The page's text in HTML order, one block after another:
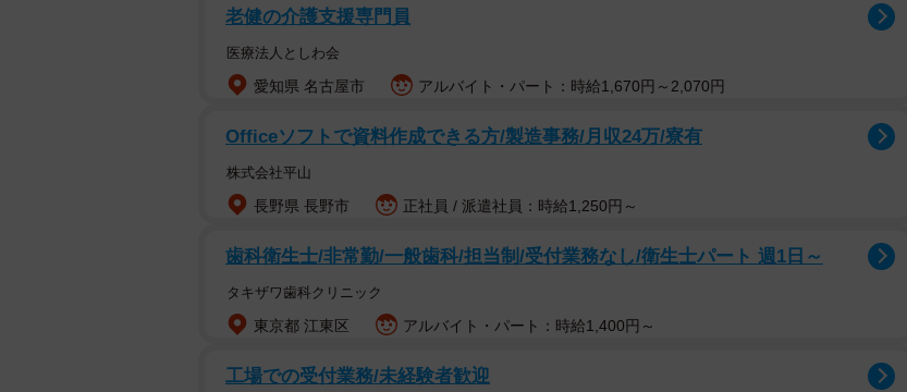
今回の投稿に対し、SNSユーザー達からは
のですね☺️ジャコウネコ以外にも猿？とかもあったような、なかったような...」
「10年ほど前にインドネシア行った時に、コーヒー好きな祖父のお土産に買った。ジャコウ
ネコのコーヒーだったからなのか、大切に取ってたのかはわからないが、一つも手をつけな
「お幾らなんでしょう…」
など数々のコメントが寄せられている。
漫画家さんに聞いた
老健の介護支援専門員
医療法人としわ会
愛知県 名古屋市 アルバイト・パート：時給1,670円～2,070円
Officeソフトで資料作成できる方/製造事務/月収24万/寮有
株式会社平山
長野県 長野市 正社員 / 派遣社員：時給1,250円～
歯科衛生士/非常勤/一般歯科/担当制/受付業務なし/衛生士パート 週1日～
タキザワ歯科クリニック
東京都 江東区 アルバイト・パート：時給1,400円～
工場での受付業務/未経験者歓迎